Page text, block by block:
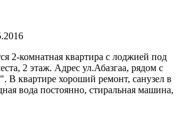
2-комнатная квартира с лоджией под
2 этаж. Адрес ул.Абазгаа, рядом с
В квартире хороший ремонт, санузел в
вода постоянно, стиральная машина,